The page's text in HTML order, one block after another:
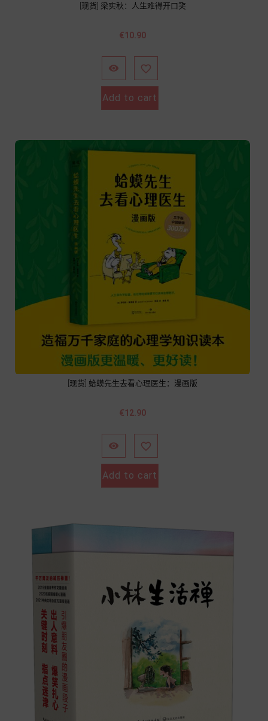
[现货] 梁实秋：人生难得开口笑
Price
€10.90
 
Add to cart
[现货] 蛤蟆先生去看心理医生：漫画版
Price
€12.90
 
Add to cart